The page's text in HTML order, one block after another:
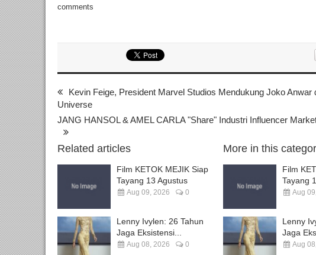
comments
Kevin Feige, President Marvel Studios Mendukung Joko Anwar
Universe
JANG HANSOL & AMEL CARLA "Share" Industri Influencer
Related articles
Film KETOK MEJIK Siap
Tayang 13 Agustus
Aug 09, 2026 0
Lenny Ivylen: 26 Tahun
Jaga Eksistensi...
Aug 08, 2026 0
More in this
Film
Tayang
Aug
Lenny
Jaga
Aug